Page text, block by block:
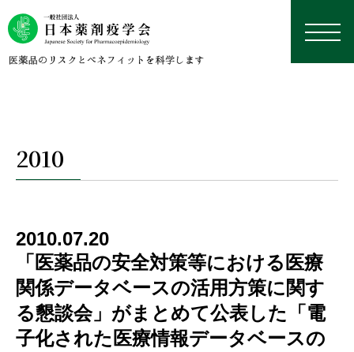
理事長挨拶
沿革
役員名簿
定款
本年の学術総会
来年以降の学術総会
過去の学術総会
認定薬剤疫学家制度
認定薬剤疫学家制度
試験
資格更新
学会誌
学会誌
投稿規定
データベース
日本における臨床疫学・薬剤疫学に応用可能なデー
研究デザイン・用語集
研究デザイン
用語集
学修資料置き場
外部リンク集
実務者のためのデータベース研究TIPS集
研修会・講習会
今後予定している研修会・講習会
国際薬剤疫学会ISPEについて
2010
2010.07.20
「医薬品の安全対策等における医療
関係データベースの活用方策に関す
る懇談会」がまとめて公表した「電
子化された医療情報データベースの